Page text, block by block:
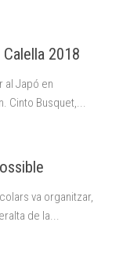
2018
al Japó en
Cinto Busquet,...
va organitzar,
de la...